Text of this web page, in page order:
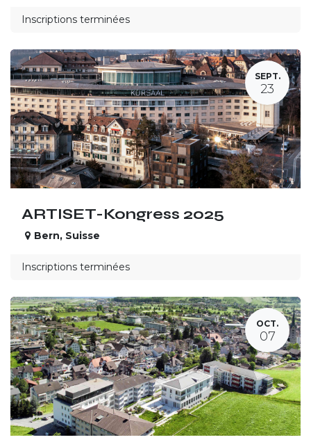
Inscriptions terminées
SEPT.
23
ARTISET-Kongress 2025
Bern, Suisse
Inscriptions terminées
OCT.
07